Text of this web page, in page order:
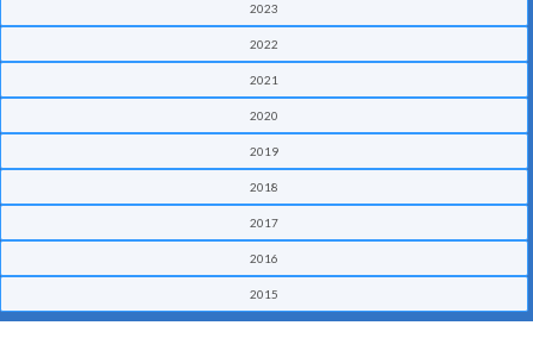
2023
2022
2021
2020
2019
2018
2017
2016
2015